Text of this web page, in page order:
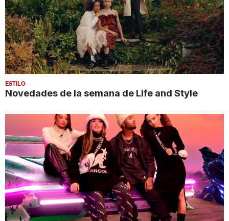
ESTILO
Novedades de la semana de Life and Style